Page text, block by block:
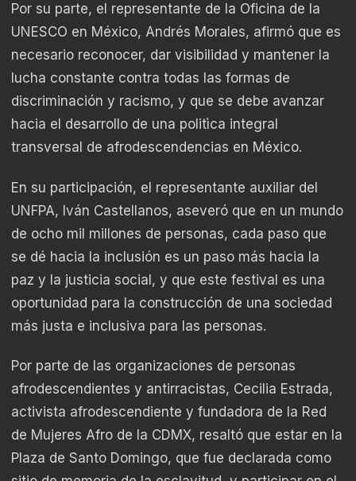
Por su parte, el representante de la Oficina de la
UNESCO en México, Andrés Morales, afirmó que es
necesario reconocer, dar visibilidad y mantener la
lucha constante contra todas las formas de
discriminación y racismo, y que se debe avanzar
hacia el desarrollo de una politìca integral
transversal de afrodescendencias en México.
En su participación, el representante auxiliar del
UNFPA, Iván Castellanos, aseveró que en un mundo
de ocho mil millones de personas, cada paso que
se dé hacia la inclusión es un paso más hacia la
paz y la justicia social, y que este festival es una
oportunidad para la construcción de una sociedad
más justa e inclusiva para las personas.
Por parte de las organizaciones de personas
afrodescendientes y antirracistas, Cecilia Estrada,
activista afrodescendiente y fundadora de la Red
de Mujeres Afro de la CDMX, resaltó que estar en la
Plaza de Santo Domingo, que fue declarada como